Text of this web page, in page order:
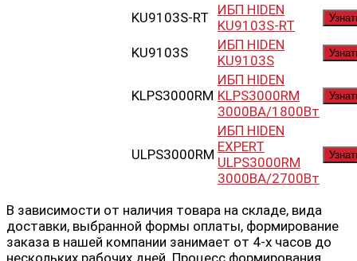
KU9103S-RT
ИБП HIDEN
KU9103S-RT
KU9103S
ИБП HIDEN
KU9103S
KLPS3000RM
ИБП HIDEN
KLPS3000RM
3000ВА/1800Вт
ULPS3000RM
ИБП HIDEN
EXPERT
ULPS3000RM
3000ВА/2700Вт
В зависимости от наличия товара на складе, вида
доставки, выбранной формы оплаты, формирование
заказа в нашей компании занимает от 4-х часов до
нескольких рабочих дней. Процесс формирования